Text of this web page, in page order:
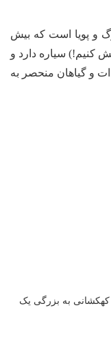
و پویا است که بیش
کنیم!) سیاره دارد و
و گیاهان منحصر به
به بزرگی یک